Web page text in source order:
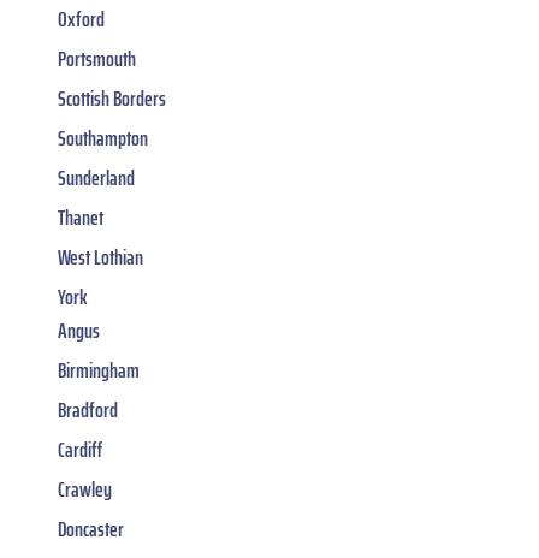
Oxford
Portsmouth
Scottish Borders
Southampton
Sunderland
Thanet
West Lothian
York
Angus
Birmingham
Bradford
Cardiff
Crawley
Doncaster